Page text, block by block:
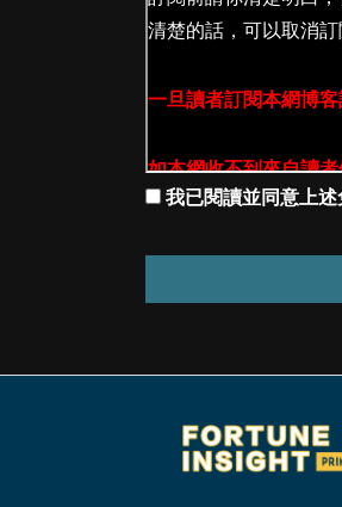
我已閱讀並同意上述